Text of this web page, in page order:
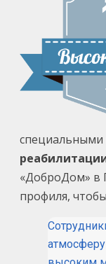
специальными
«ДоброДом» в
профиля,